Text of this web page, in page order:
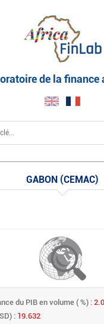
de la finance
GABON (CEMAC)
du PIB en volume ( %) :
: 19.632